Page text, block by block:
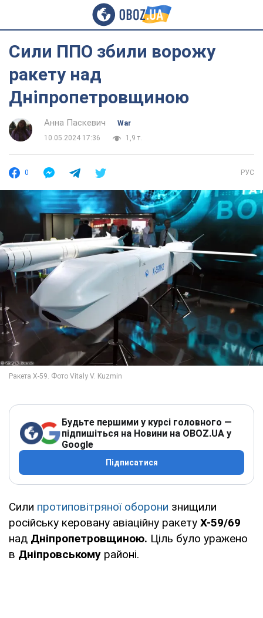
Сили ППО збили ворожу
ракету над
Дніпропетровщиною
Анна Паскевич
War
10.05.2024 17:36
1,9 т.
0 РУС
Будьте першими у курсі головного —
підпишіться на Новини на OBOZ.UA у
Google
Підписатися
Сили протиповітряної оборони знищили
російську керовану авіаційну ракету Х-59/69
над Дніпропетровщиною. Ціль було уражено
в Дніпровському районі.